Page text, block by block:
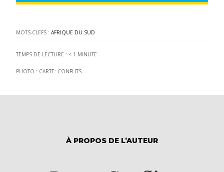
MOTS-CLEFS :AFRIQUE DU SUD
TEMPS DE LECTURE : < 1 MINUTE
PHOTO : CARTE: CONFLITS
À PROPOS DE L’AUTEUR